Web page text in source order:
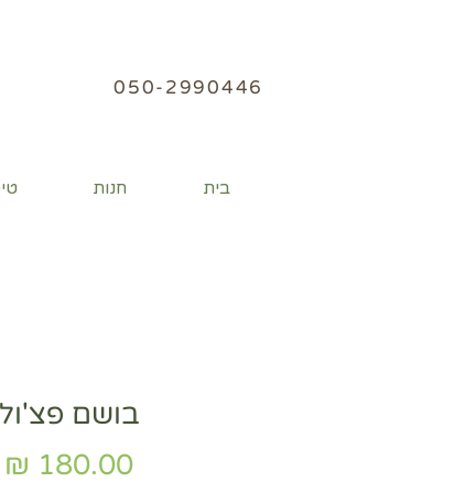
050-2990446
בית חנות
בושם
‏180.00 ‏₪